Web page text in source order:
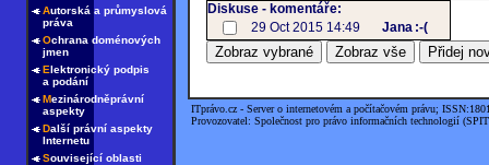
Autorská a průmyslová
práva
Ochrana doménových
jmen
Elektronický podpis
a podání
Mezinárodněprávní
aspekty
Další právní aspekty
Internetu
Související oblasti
Diskuse - komentáře:
29 Oct 2015 14:49
Jana :-(
ITprávo.cz - Server o internetovém a počítačovém právu;
Provozovatel: Společnost pro právo informačních technologií